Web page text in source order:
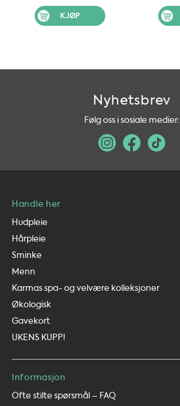
KJØP
Nyhetsbrev
Følg oss i sosiale medier:
Handle her
Hudpleie
Hårpleie
Sminke
Menn
Karmas spa- og velvære kolleksjoner
Økologisk
Gavekort
UKENS KUPP!
Informasjon
Ofte stilte spørsmål – FAQ